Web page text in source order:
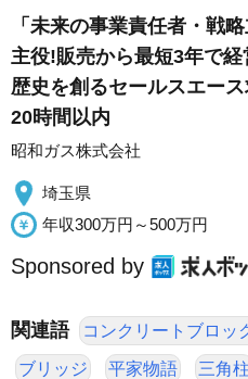
「未来の事業責任者・戦
主役!販売から最短3年で
歴史を創るセールスエー
20時間以内
昭和ガス株式会社
埼玉県
年収300万円～500万円
Sponsored by
関連語 コンクリートブロッ
ブリッジ 平家物語 三角柱